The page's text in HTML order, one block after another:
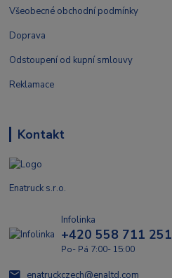
Všeobecné obchodní podmínky
Doprava
Odstoupení od kupní smlouvy
Reklamace
Kontakt
Enatruck s.r.o.
Infolinka
+420 558 711 251
Po- Pá 7:00- 15:00
enatruckczech@enaltd.com